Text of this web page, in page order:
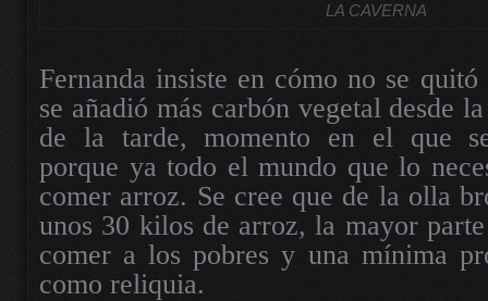
LA CAVERNA
Fernanda insiste en cómo no se
se añadió más carbón vegetal desde
de la tarde, momento en el que
porque ya todo el mundo que lo
comer arroz. Se cree que de la olla
unos 30 kilos de arroz, la mayor
comer a los pobres y una mínima
como reliquia.